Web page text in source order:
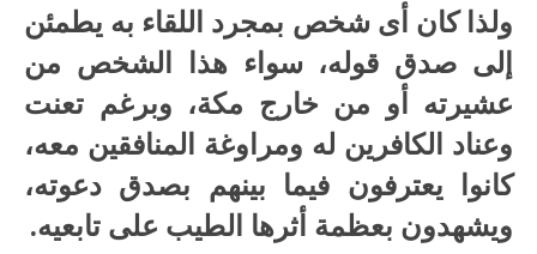
ولذا كان أى شخص بمجرد اللقاء به يطمئن
إلى صدق قوله، سواء هذا الشخص من
عشيرته أو من خارج مكة، وبرغم تعنت
وعناد الكافرين له ومراوغة المنافقين معه،
كانوا يعترفون فيما بينهم بصدق دعوته،
ويشهدون بعظمة أثرها الطيب على تابعيه.